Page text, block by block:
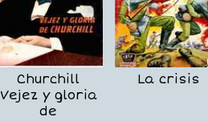
Churchill
Vejez y gloria
de
La crisis